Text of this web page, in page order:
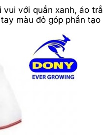
với quần xanh, áo
màu đỏ góp phần